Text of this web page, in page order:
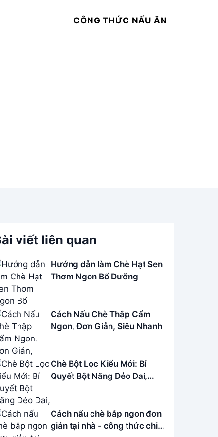
CÔNG THỨC NẤU ĂN
viết liên quan
Hướng dẫn làm Chè Hạt Sen
Thơm Ngon Bổ Dưỡng
Cách Nấu Chè Thập Cẩm
Ngon, Đơn Giản, Siêu Nhanh
Chè Bột Lọc Kiểu Mới: Bí
Quyết Bột Năng Dẻo Dai,
Cách nấu chè bắp ngon đơn
giản tại nhà - công thức chi